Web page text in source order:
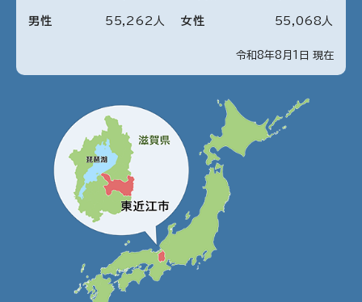
令和8年8月1日 現在
男性 55 262 人 女性 55 068 人